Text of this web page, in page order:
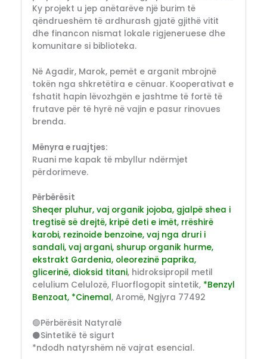
Ky projekt u jep anëtarëve një burim të
qëndrueshëm të ardhurash gjatë gjithë vitit
dhe financon nismat lokale rigjeneruese dhe
komunitare si biblioteka.
Në Agadir, Marok, pemët e arganit mbrojnë
tokën nga shkretëtira e cënuar. Kooperativat e
fshatit hapin lëvozhgën e jashtme të fortë të
frutave për të hyrë në vajin e pasur rinovues
brenda.
Mënyra e ruajtjes:
Ruani me kapak të mbyllur ndërmjet
përdorimeve.
Përbërësit
Sheqer pluhur, vaj organik jojoba, gjalpë shea i
tregtisë së drejtë, kripë deti e imët, rrëshirë
karobi, rezinoide benzoine, vaj nga druri i
sandali, vaj argani, shurup organik hurme,
ekstrakt Gardenia, oleorezinë paprika,
glicerinë, dioksid titani, hidroksipropil metil
celulium Celulozë, Fluorflogopit sintetik, *Benzyl
Benzoat, *Cinemal, Aromë, Ngjyra 77492
🟢Përbërësit Natyralë
⚫Sintetikë të sigurt
*ndodh natyrshëm në vajrat esencial.